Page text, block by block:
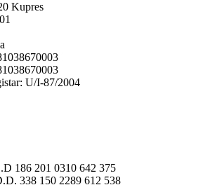
Kupres
U/I-87/2004
186 201 0310 642 375
338 150 2289 612 538